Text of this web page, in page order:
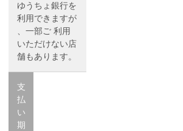
ゆうちょ銀行を
利用できますが
、一部ご 利用
いただけない店
舗もあります。
支
払
い
期